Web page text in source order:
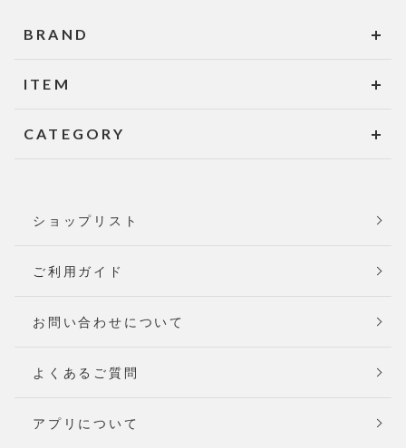
BRAND
ITEM
CATEGORY
ショップリスト
ご利用ガイド
お問い合わせについて
よくあるご質問
アプリについて